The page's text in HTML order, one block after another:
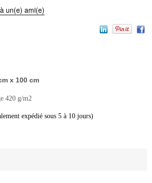
un(e) ami(e)
x 100 cm
420 g/m2
expédié sous 5 à 10 jours)